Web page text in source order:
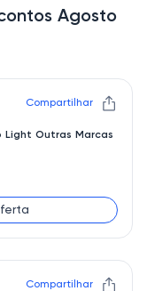
Agosto
Compartilhar
Light Outras Marcas
Compartilhar